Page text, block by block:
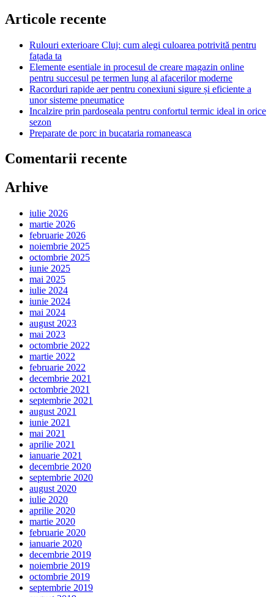
Articole recente
Rulouri exterioare Cluj: cum alegi culoarea potrivită pentru
fațada ta
Elemente esentiale in procesul de creare magazin online
pentru succesul pe termen lung al afacerilor moderne
Racorduri rapide aer pentru conexiuni sigure și eficiente a
unor sisteme pneumatice
Incalzire prin pardoseala pentru confortul termic ideal in orice
sezon
Preparate de porc in bucataria romaneasca
Comentarii recente
Arhive
iulie 2026
martie 2026
februarie 2026
noiembrie 2025
octombrie 2025
iunie 2025
mai 2025
iulie 2024
iunie 2024
mai 2024
august 2023
mai 2023
octombrie 2022
martie 2022
februarie 2022
decembrie 2021
octombrie 2021
septembrie 2021
august 2021
iunie 2021
mai 2021
aprilie 2021
ianuarie 2021
decembrie 2020
septembrie 2020
august 2020
iulie 2020
aprilie 2020
martie 2020
februarie 2020
ianuarie 2020
decembrie 2019
noiembrie 2019
octombrie 2019
septembrie 2019